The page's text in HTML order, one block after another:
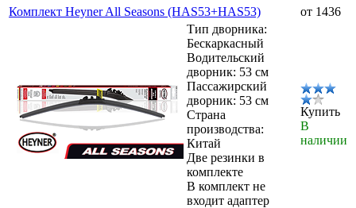
Комплект Heyner All Seasons (HAS53+HAS53)
от 1436
Тип дворника:
Бескаркасный
Водительский
дворник: 53 см
Пассажирский
дворник: 53 см
Страна
производства:
Китай
Две резинки в
комплекте
В комплект не
входит адаптер
Купить
В
наличии